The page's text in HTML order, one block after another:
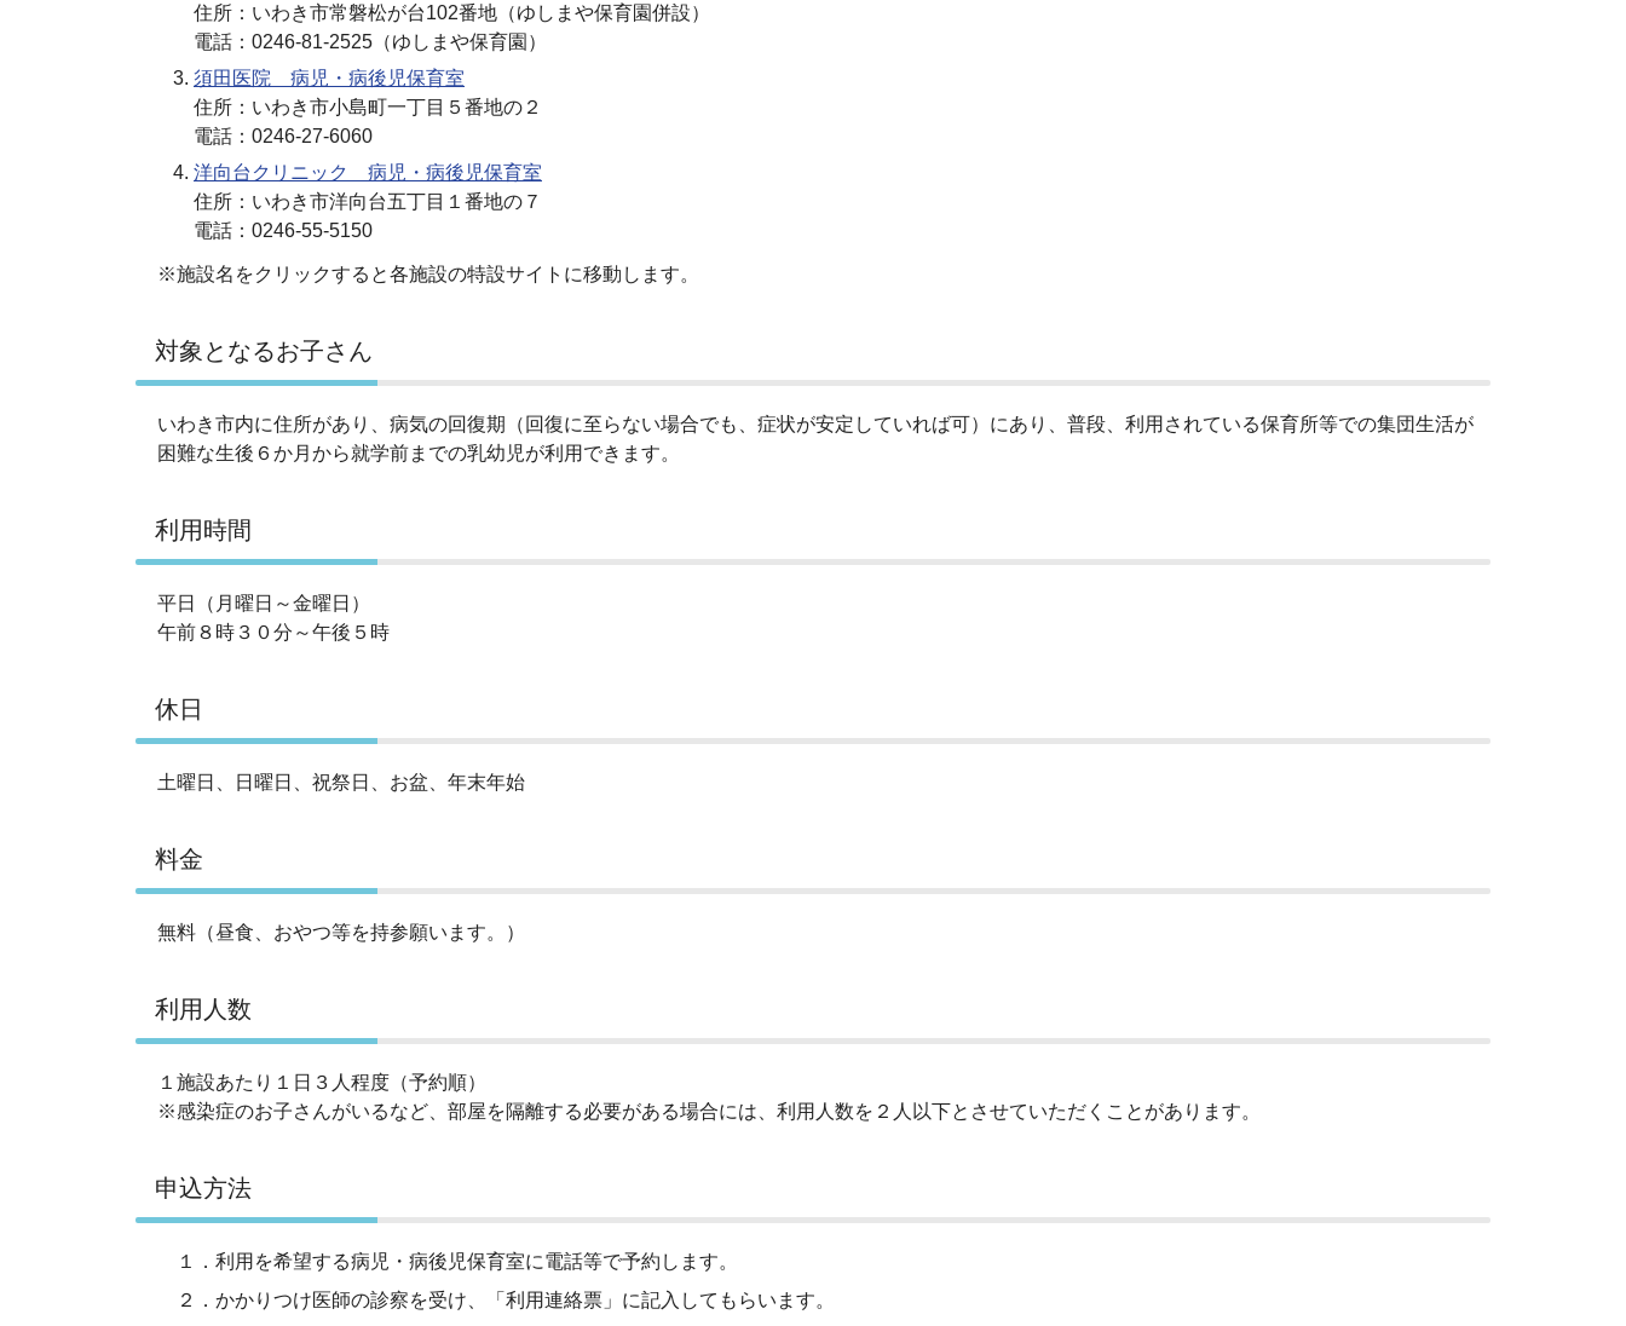
住所：いわき市常磐松が台102番地（ゆしまや保育園併設）
電話：0246-81-2525（ゆしまや保育園）
須田医院 病児・病後児保育室
住所：いわき市小島町一丁目５番地の２
電話：0246-27-6060
洋向台クリニック 病児・病後児保育室
住所：いわき市洋向台五丁目１番地の７
電話：0246-55-5150
※施設名をクリックすると各施設の特設サイトに移動します。
対象となるお子さん
いわき市内に住所があり、病気の回復期（回復に至らない場合でも、症状が安定していれば可）にあり、普段、利用されている保育所等での集団生活が
困難な生後６か月から就学前までの乳幼児が利用できます。
利用時間
平日（月曜日～金曜日）
午前８時３０分～午後５時
休日
土曜日、日曜日、祝祭日、お盆、年末年始
料金
無料（昼食、おやつ等を持参願います。）
利用人数
１施設あたり１日３人程度（予約順）
※感染症のお子さんがいるなど、部屋を隔離する必要がある場合には、利用人数を２人以下とさせていただくことがあります。
申込方法
１．利用を希望する病児・病後児保育室に電話等で予約します。
２．かかりつけ医師の診察を受け、「利用連絡票」に記入してもらいます。